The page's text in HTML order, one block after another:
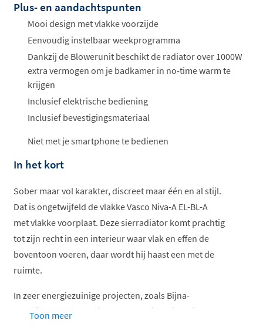
Offertes
ophalen...
Plus- en aandachtspunten
Mooi design met vlakke voorzijde
Eenvoudig instelbaar weekprogramma
Dankzij de Blowerunit beschikt de radiator over 1000W
extra vermogen om je badkamer in no-time warm te
krijgen
Inclusief elektrische bediening
Inclusief bevestigingsmateriaal
Niet met je smartphone te bedienen
In het kort
Sober maar vol karakter, discreet maar één en al stijl.
Dat is ongetwijfeld de vlakke Vasco Niva-A EL-BL-A
met vlakke voorplaat. Deze sierradiator komt prachtig
tot zijn recht in een interieur waar vlak en effen de
boventoon voeren, daar wordt hij haast een met de
ruimte.
In zeer energiezuinige projecten, zoals Bijna-
EnergieNeutrale-woningen en passiefhuizen, is een
Toon meer